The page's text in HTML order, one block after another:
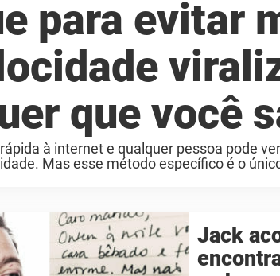
para evitar
que você
à internet e qualquer pessoa pode
Mas esse método específico é o
Jack